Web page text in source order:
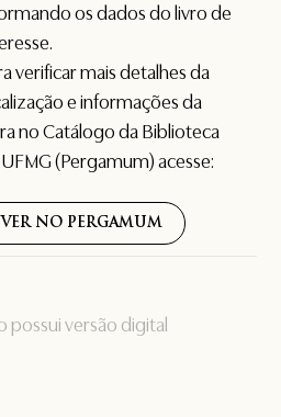
possui versão digital
os dados do livro de
verificar mais detalhes da
e informações da
no Catálogo da Biblioteca
(Pergamum) acesse:
VER NO PERGAMUM